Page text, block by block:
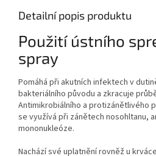
Detailní popis produktu
Použití ústního
spray
Pomáhá při akutních infektech v
bakteriálního původu a zkracuje
Antimikrobiálního a protizánětlivého
se využívá při zánětech nosohltanu,
mononukleóze.
Nachází své uplatnění rovněž u